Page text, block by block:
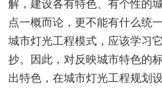
解，建设各有特色、有个性的
点一概而论，更不能有什么统
城市灯光工程模式，应该学习
抄。因此，对反映城市特色的
出特色，在城市灯光工程规划